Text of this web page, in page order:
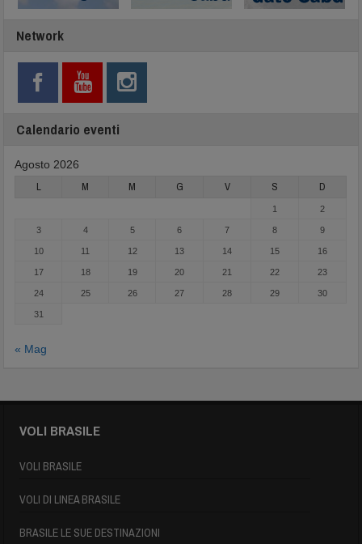
Network
Calendario eventi
Agosto 2026
L M M G V S D
1 2
3 4 5 6 7 8 9
10 11 12 13 14 15 16
17 18 19 20 21 22 23
24 25 26 27 28 29 30
31
« Mag
VOLI BRASILE
VOLI BRASILE
VOLI DI LINEA BRASILE
BRASILE LE SUE DESTINAZIONI